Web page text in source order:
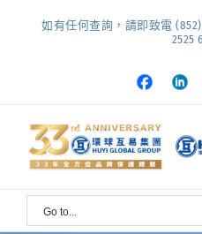
如有任何查詢，請即致電
2525
Go to...